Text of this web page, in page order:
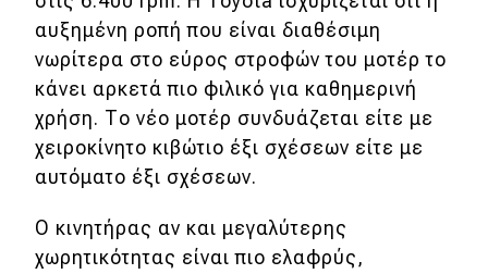
Συμβουλές
ΚΤΕΟ
Οδική βοήθεια
eDRIVE
DRIVE USED
αυξημένη ροπή που είναι διαθέσιμη
νωρίτερα στο εύρος στροφών του μοτέρ το
κάνει αρκετά πιο φιλικό για καθημερινή
χρήση. Το νέο μοτέρ συνδυάζεται είτε με
χειροκίνητο κιβώτιο έξι σχέσεων είτε με
αυτόματο έξι σχέσεων.
Ο κινητήρας αν και μεγαλύτερης
χωρητικότητας είναι πιο ελαφρύς,